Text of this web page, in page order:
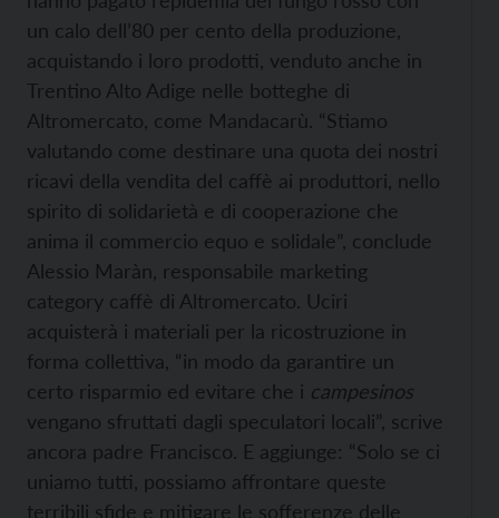
un calo dell’80 per cento della produzione,
acquistando i loro prodotti, venduto anche in
Trentino Alto Adige nelle botteghe di
Altromercato, come Mandacarù. “Stiamo
valutando come destinare una quota dei nostri
ricavi della vendita del caffè ai produttori, nello
spirito di solidarietà e di cooperazione che
anima il commercio equo e solidale”, conclude
Alessio Maràn, responsabile marketing
category caffè di Altromercato. Uciri
acquisterà i materiali per la ricostruzione in
forma collettiva, “in modo da garantire un
certo risparmio ed evitare che i campesinos
vengano sfruttati dagli speculatori locali”, scrive
ancora padre Francisco. E aggiunge: “Solo se ci
uniamo tutti, possiamo affrontare queste
terribili sfide e mitigare le sofferenze delle